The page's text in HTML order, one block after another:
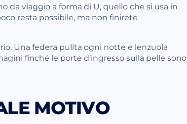
da viaggio a forma di U, quello che si usa in
resta possibile, ma non finirete
Una federa pulita ogni notte e lenzuola
finché le porte d’ingresso sulla pelle sono
MOTIVO